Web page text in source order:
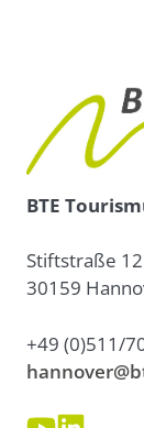
BTE
Stiftstraße 12
30159
+49 (0)511/